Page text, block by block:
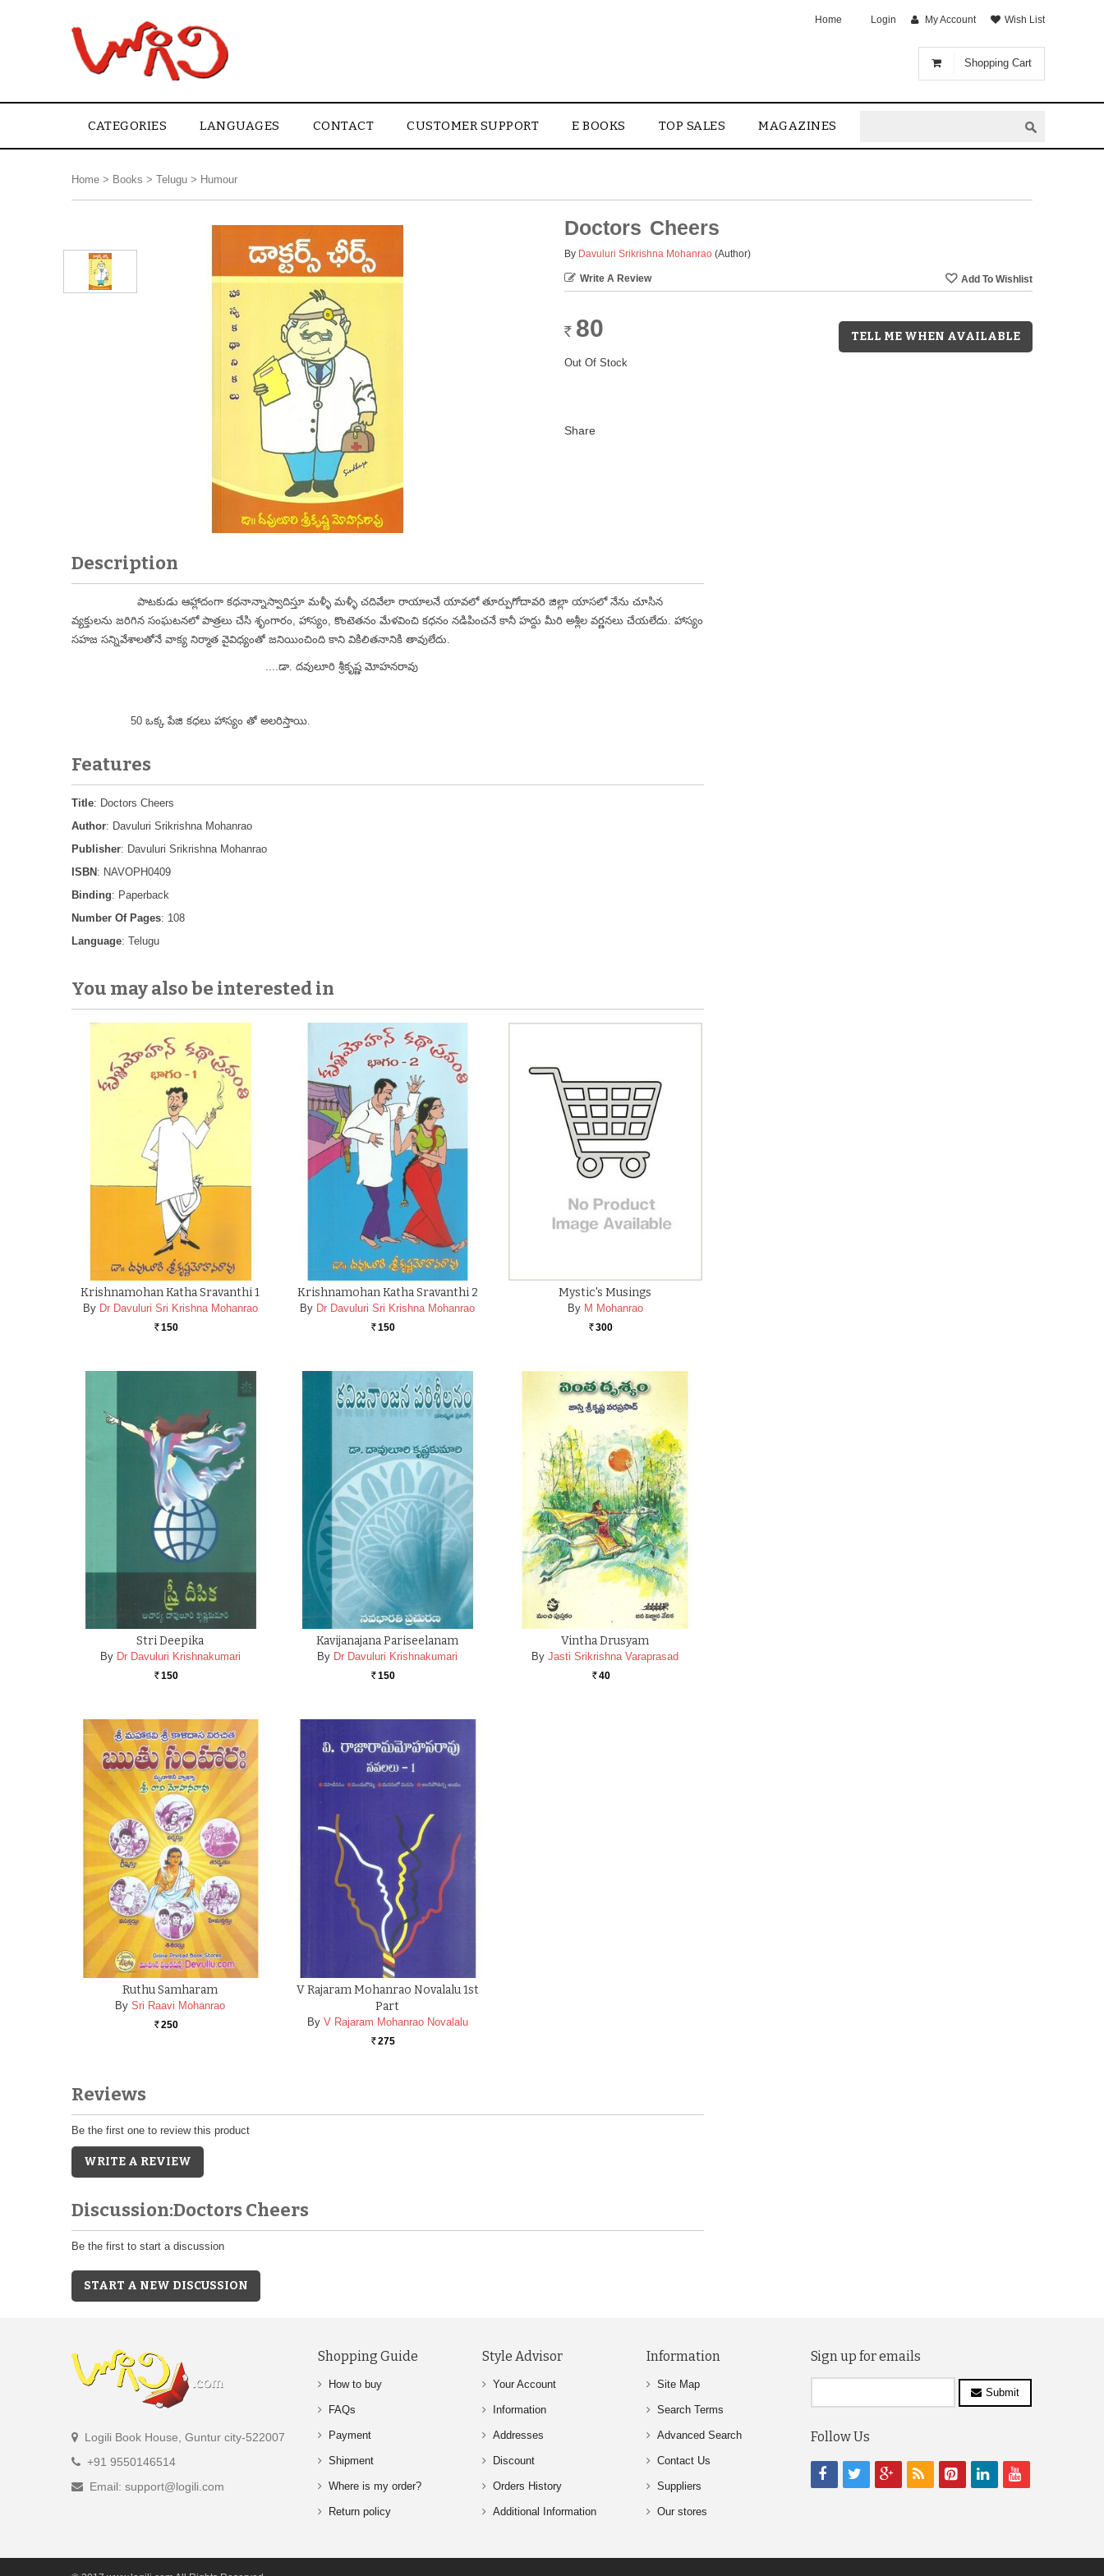
Shopping Cart
Home Login My Account Wish List
CATEGORIES LANGUAGES CONTACT CUSTOMER SUPPORT E BOOKS TOP SALES MAGAZINES
Home > Books > Telugu > Humour
Doctors Cheers
By Davuluri Srikrishna Mohanrao (Author)
Write A Review
Rs. 80
Out Of Stock
Description
పాటకుడు ఆహ్లాదంగా కధనాన్నాస్వాదిస్తూ మళ్ళీ మళ్ళీ చదివేలా రాయాలనే యావలో తూర్పుగోదావరి జిల్లా యాసలో నేను చూసిన
వ్యక్తులను జరిగిన సంఘటనలో పాత్రలు చేసి శృంగారం, హాస్యం, కొంటెతనం మేళవించి కధనం నడిపించనే కానీ హద్దు మీరి అశ్లీల వర్ణనలు చేయలేదు. హాస్యం
సహజ సన్నివేశాలతోనే వాక్య నిర్మాత వైవిధ్యంతో జనియించింది కాని వికిలితనానికి తావులేదు.
....డా. దవులూరి శ్రీకృష్ణ మోహనరావు
50 ఒక్క పేజి కధలు హాస్యం తో అలరిస్తాయి.
Features
Title: Doctors Cheers
Author: Davuluri Srikrishna Mohanrao
Publisher: Davuluri Srikrishna Mohanrao
ISBN : NAVOPH0409
Binding: Paperback
Number Of Pages: 108
Language: Telugu
You may also be interested in
Krishnamohan Katha Sravanthi 1
By Dr Davuluri Sri Krishna Mohanrao
Rs. 150
Krishnamohan Katha Sravanthi 2
By Dr Davuluri Sri Krishna Mohanrao
Rs. 150
Mystic's Musings
By M Mohanrao
Rs. 300
Stri Deepika
By Dr Davuluri Krishnakumari
Rs. 150
Kavijanajana Pariseelanam
By Dr Davuluri Krishnakumari
Rs. 150
Vintha Drusyam
By Jasti Srikrishna Varaprasad
Rs. 40
Ruthu Samharam
By Sri Raavi Mohanrao
Rs. 250
V Rajaram Mohanrao Novalalu 1st
Part
By V Rajaram Mohanrao Novalalu
Rs. 275
Reviews
Be the first one to review this product
WRITE A REVIEW
Discussion:Doctors Cheers
Be the first to start a discussion
START A NEW DISCUSSION
Logili Book House, Guntur city-522007
+91 9550146514
Email: support@logili.com
Shopping Guide
How to buy
FAQs
Payment
Shipment
Where is my order?
Return policy
Style Advisor
Your Account
Information
Addresses
Discount
Orders History
Additional Information
Information
Site Map
Search Terms
Advanced Search
Contact Us
Suppliers
Our stores
Sign up for emails
Submit
Follow Us